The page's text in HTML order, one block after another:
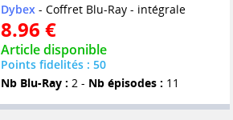
Dybex- Coffret Blu-Ray - intégrale
8.96 €
Article disponible
Points fidelités : 50
Nb Blu-Ray : 2 - Nb épisodes : 11